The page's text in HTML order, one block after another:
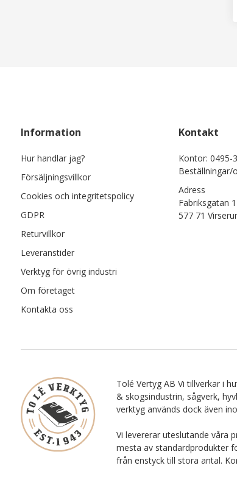
Information
Hur handlar jag?
Försäljningsvillkor
Cookies och integritetspolicy
GDPR
Returvillkor
Leveranstider
Verktyg för övrig industri
Om företaget
Kontakta oss
Kontakt
Kontor: 0495-
Beställningar/
Adress
Fabriksgatan
577 71
Tolé Vertyg AB Vi tillverkar i
& skogsindustrin, sågverk,
verktyg används dock även
Vi levererar uteslutande våra
mesta av standardprodukter
från enstyck till stora antal.